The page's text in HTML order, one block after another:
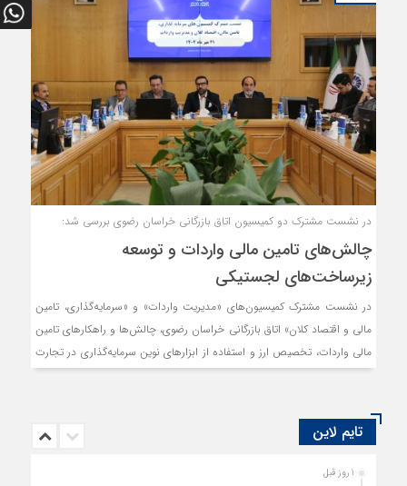
در نشست مشترک دو کمیسیون اتاق بازرگانی خراسان رضوی بررسی شد:
چالش‌های تامین مالی واردات و توسعه
زیرساخت‌های لجستیکی
در نشست مشترک کمیسیون‌های «مدیریت واردات» و «سرمایه‌گذاری، تامین
مالی و اقتصاد کلان» اتاق بازرگانی خراسان رضوی، چالش‌ها و راهکارهای تامین
مالی واردات، تخصیص ارز و استفاده از ابزارهای نوین سرمایه‌گذاری در تجارت
با هدف کاهش هزینه تمام‌شده کالا تبیین شد.
تایم لاین
1 روز قبل